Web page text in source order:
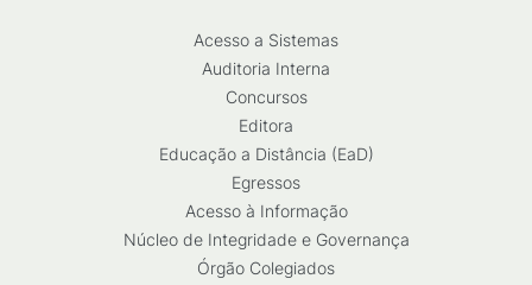
Acesso a Sistemas
Auditoria Interna
Concursos
Editora
Educação a Distância (EaD)
Egressos
Acesso à Informação
Núcleo de Integridade e Governança
Órgão Colegiados